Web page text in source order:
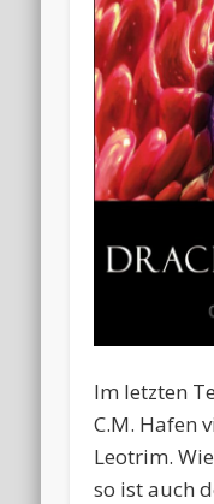
Im letzten
C.M. Hafen
Leotrim.
so ist auch